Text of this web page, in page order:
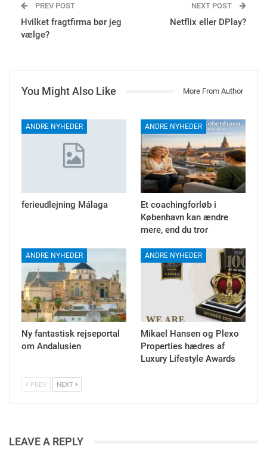
PREV POST
Hvilket fragtfirma bør jeg
vælge?
NEXT POST
Netflix eller DPlay?
You Might Also Like More From Author
ANDRE NYHEDER
ferieudlejning Málaga
ANDRE NYHEDER
Et coachingforløb i
København kan ændre
mere, end du tror
ANDRE NYHEDER
Ny fantastisk rejseportal
om Andalusien
ANDRE NYHEDER
Mikael Hansen og Plexo
Properties hædres af
Luxury Lifestyle Awards
PREV NEXT
LEAVE A REPLY